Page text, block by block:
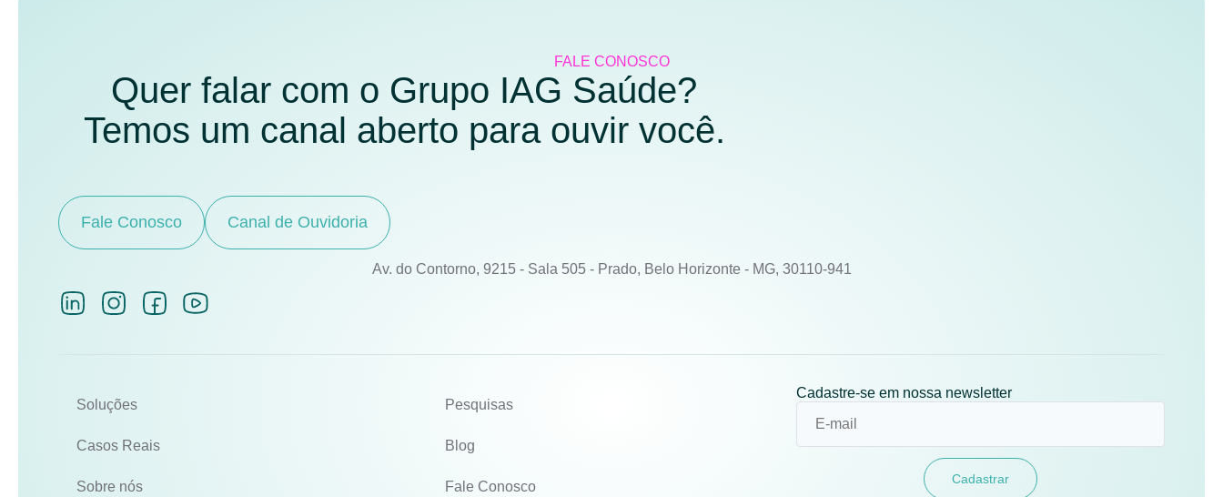
FALE CONOSCO
Quer falar com o Grupo IAG Saúde?
Temos um canal aberto para ouvir você.
Fale Conosco Canal de Ouvidoria
Av. do Contorno, 9215 - Sala 505 - Prado, Belo Horizonte - MG, 30110-941
Soluções
Casos Reais
Sobre nós
Pesquisas
Blog
Fale Conosco
Cadastre-se em nossa newsletter
Cadastrar